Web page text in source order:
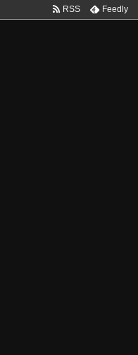
RSS Feedly